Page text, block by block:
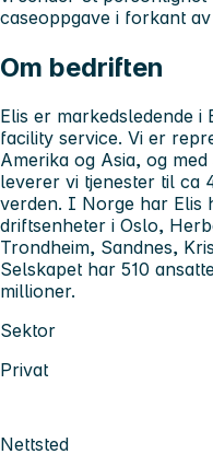
caseoppgave i forkant
Om bedriften
Elis er markedsledende
facility service. Vi er
Amerika og Asia, og
leverer vi tjenester til ca
verden. I Norge har Elis
driftsenheter i Oslo,
Trondheim, Sandnes,
Selskapet har 510
millioner.
Sektor
Privat
Nettsted